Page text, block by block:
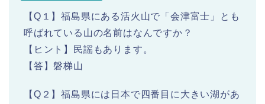
【Q１】福島県にある活火山で「会津富士」とも
呼ばれている山の名前はなんですか？
【ヒント】民謡もあります。
【答】磐梯山
【Q２】福島県には日本で四番目に大きい湖があ